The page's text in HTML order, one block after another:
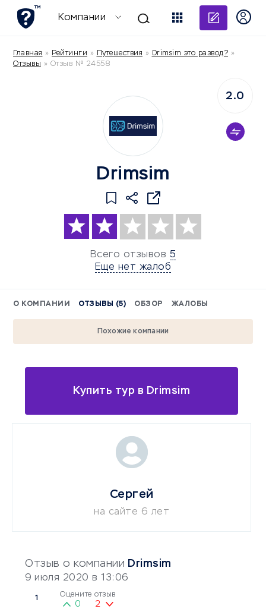
Компании
Главная » Рейтинги » Путешествия » Drimsim это развод? »
Отзывы » Отзыв № 24558
Drimsim
Всего отзывов 5
Еще нет жалоб
2.0
О КОМПАНИИ ОТЗЫВЫ (5) ОБЗОР ЖАЛОБЫ
Похожие компании
Купить тур в Drimsim
Отзыв о компании Drimsim
9 июля 2020 в 13:06
1 Оцените отзыв
0 2
Сергей
на сайте 6 лет